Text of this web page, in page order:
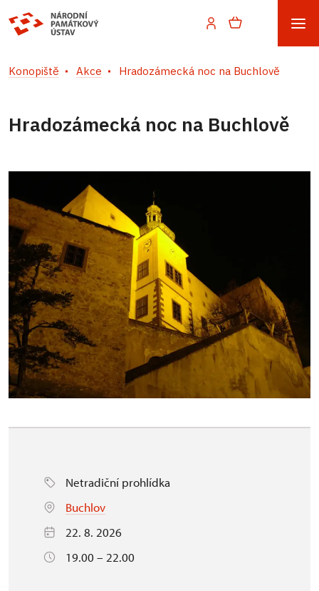
Konopiště Akce Hradozámecká noc na Buchlově
Hradozámecká noc na Buchlově
Netradiční prohlídka
Buchlov
22. 8. 2026
19.00 – 22.00